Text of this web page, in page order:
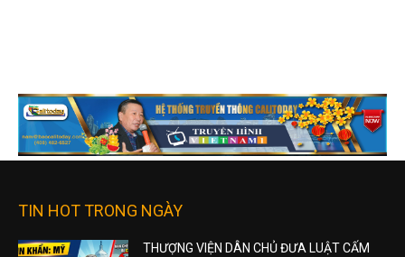
TIN HOT TRONG NGÀY
THƯỢNG VIỆN DÂN CHỦ ĐƯA LUẬT CẤM